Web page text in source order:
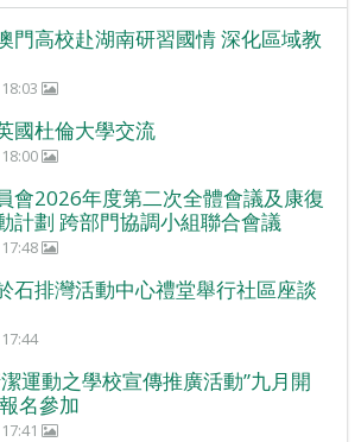
門高校赴湖南研習國情 深化區域教
國杜倫大學交流
會2026年度第二次全體會議及康復
計劃 跨部門協調小組聯合會議
石排灣活動中心禮堂舉行社區座談
運動之學校宣傳推廣活動”九月開
名參加